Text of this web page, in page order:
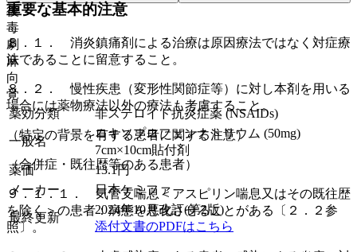
重要な基本的注意
８．１． 消炎鎮痛剤による治療は原因療法ではなく対症療
法であることに留意すること。
８．２． 慢性疾患（変形性関節症等）に対し本剤を用いる
場合には薬物療法以外の療法も考慮すること。
（特定の背景を有する患者に関する注意）
（合併症・既往歴等のある患者）
９．１．１． 気管支喘息＜アスピリン喘息又はその既往歴
を除く＞の患者：病態を悪化させることがある〔２．２参
照〕。
後
毒
劇
麻
向
覚
薬効分類
非ステロイド抗炎症薬 (NSAIDs)
一般名
ロキソプロフェンナトリウム (50mg)
7cm×10cm貼付剤
薬価
13.1円
メーカー
日本ケミファ
最終更新
2024年10月改訂(第2版)
添付文書のPDFはこちら